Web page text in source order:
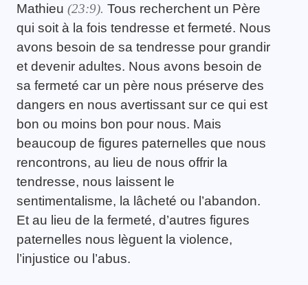
Mathieu (23:9). Tous recherchent un Père
qui soit à la fois tendresse et fermeté. Nous
avons besoin de sa tendresse pour grandir
et devenir adultes. Nous avons besoin de
sa fermeté car un père nous préserve des
dangers en nous avertissant sur ce qui est
bon ou moins bon pour nous. Mais
beaucoup de figures paternelles que nous
rencontrons, au lieu de nous offrir la
tendresse, nous laissent le
sentimentalisme, la lâcheté ou l’abandon.
Et au lieu de la fermeté, d’autres figures
paternelles nous lèguent la violence,
l’injustice ou l’abus.